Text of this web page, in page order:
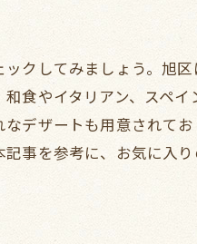
クしてみましょう。旭
食やイタリアン、スペイ
デザートも用意されて
事を参考に、お気に入